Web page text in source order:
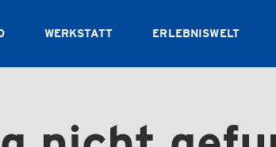
WERKSTATT ERLEBNISWELT